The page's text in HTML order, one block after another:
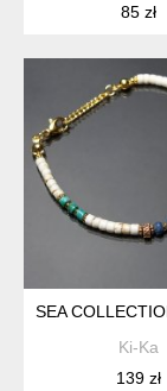
85 zł
SEA
Ki-Ka
139 zł